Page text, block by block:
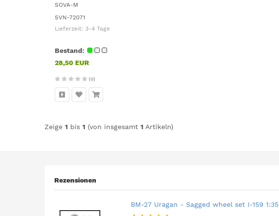
SOVA-M
SVN-72071
Lieferzeit: 3-4 Tage
Bestand:
28,50 EUR
(0)
Zeige 1 bis 1 (von insgesamt 1 Artikeln)
Rezensionen
BM-27 Uragan - Sagged wheel set I-159 1:35